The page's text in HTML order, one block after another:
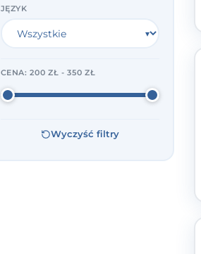
JĘZYK
CENA:200 ZŁ - 350 ZŁ
Wyczyść filtry